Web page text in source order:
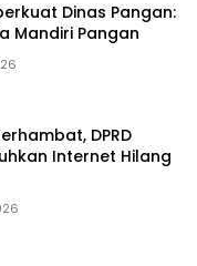
Dinas Pangan:
Mandiri Pangan
DPRD
Internet Hilang